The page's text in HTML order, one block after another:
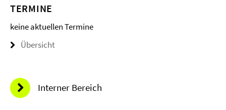
TERMINE
keine aktuellen Termine
Übersicht
Interner Bereich